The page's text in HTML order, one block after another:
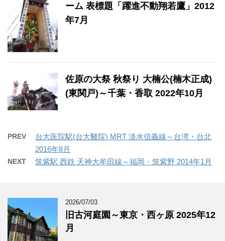
ーム 表標題「躍進不動翔若鷹」2012
年7月
佐原の大祭 秋祭り 大楠公(楠木正成)
(東関戸)～千葉・香取 2022年10月
PREV
台大医院駅(台大醫院) MRT 淡水信義線～台湾・台北
2016年8月
NEXT 筑紫駅 西鉄 天神大牟田線～福岡・筑紫野 2014年1月
2026/07/03
旧古河庭園～東京・西ヶ原 2025年12
月